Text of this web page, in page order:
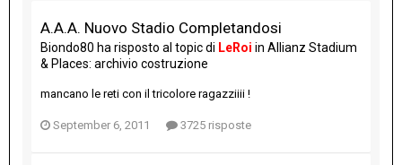
A.A.A. Nuovo Stadio Completandosi
Biondo80 ha risposto al topic di LeRoi in Allianz Stadium
& Places: archivio costruzione
mancano le reti con il tricolore ragazziiii !
September 6, 2011 3725 risposte